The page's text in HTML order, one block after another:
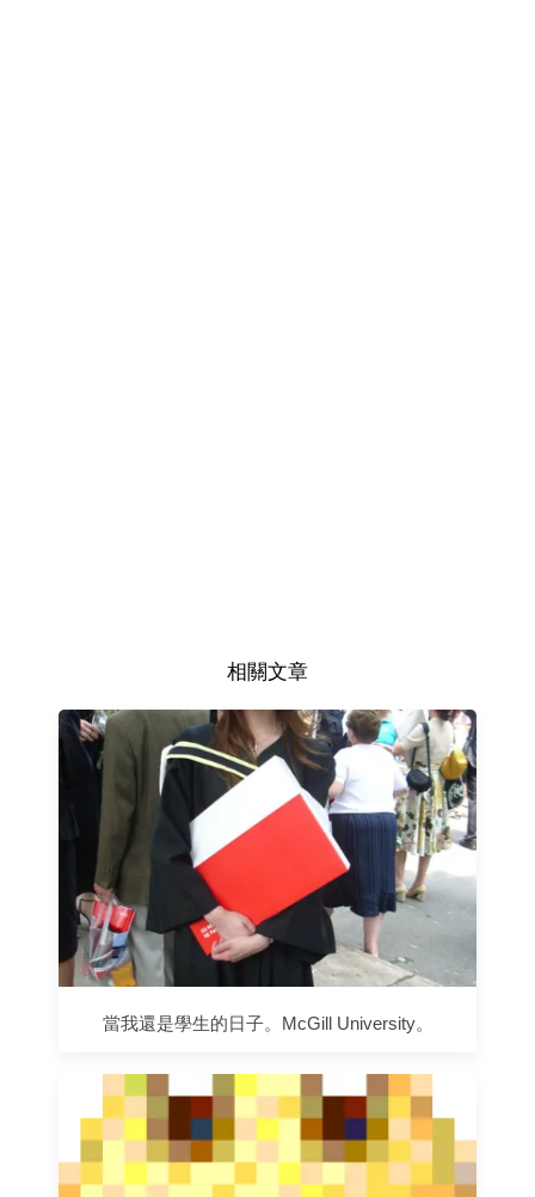
相關文章
當我還是學生的日子。McGill University。